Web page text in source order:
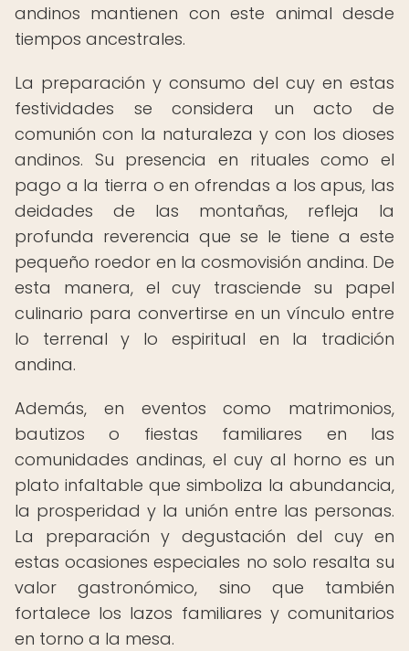
andinos mantienen con este animal desde
tiempos ancestrales.
La preparación y consumo del cuy en estas
festividades se considera un acto de
comunión con la naturaleza y con los dioses
andinos. Su presencia en rituales como el
pago a la tierra o en ofrendas a los apus, las
deidades de las montañas, refleja la
profunda reverencia que se le tiene a este
pequeño roedor en la cosmovisión andina. De
esta manera, el cuy trasciende su papel
culinario para convertirse en un vínculo entre
lo terrenal y lo espiritual en la tradición
andina.
Además, en eventos como matrimonios,
bautizos o fiestas familiares en las
comunidades andinas, el cuy al horno es un
plato infaltable que simboliza la abundancia,
la prosperidad y la unión entre las personas.
La preparación y degustación del cuy en
estas ocasiones especiales no solo resalta su
valor gastronómico, sino que también
fortalece los lazos familiares y comunitarios
en torno a la mesa.